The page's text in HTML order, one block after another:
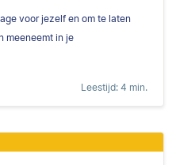
voor jezelf en om te laten
meeneemt in je
Leestijd: 4 min.